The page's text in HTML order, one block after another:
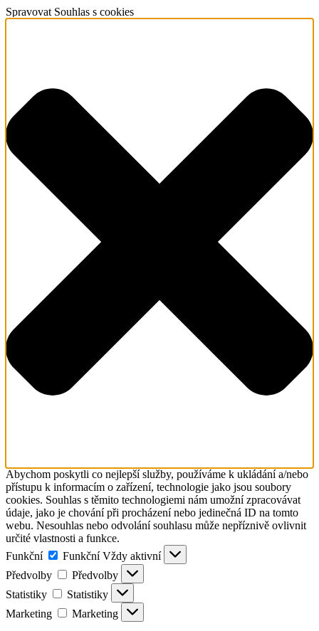
Spravovat Souhlas s cookies
Abychom poskytli co nejlepší služby, používáme k ukládání a/nebo
přístupu k informacím o zařízení, technologie jako jsou soubory
cookies. Souhlas s těmito technologiemi nám umožní zpracovávat
údaje, jako je chování při procházení nebo jedinečná ID na tomto
webu. Nesouhlas nebo odvolání souhlasu může nepříznivě ovlivnit
určité vlastnosti a funkce.
Funkční
Funkční Vždy aktivní
Předvolby
Předvolby
Statistiky
Statistiky
Marketing
Marketing